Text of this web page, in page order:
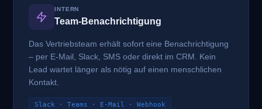
INTERN
Team-Benachrichtigung
Das Vertriebsteam erhält sofort eine Benachrichtigung
– per E-Mail, Slack, SMS oder direkt im CRM. Kein
Lead wartet länger als nötig auf einen menschlichen
Kontakt.
Slack · Teams · E-Mail · Webhook